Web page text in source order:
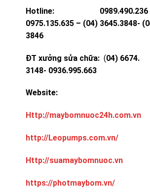
Hotline: 0989.490.236
0975.135.635 – (04) 3645.3848-
3846
ĐT xưởng sửa chữa:(04) 6674.
3148- 0936.995.663
Website:
Http://maybomnuoc24h.com.vn
http://Leopumps.com.vn/
Http://suamaybomnuoc.vn
https://photmaybom.vn/